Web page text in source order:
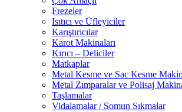
Frezeler
Isıtıcı ve Üfleyiciler
Karıştırıcılar
Karot Makinaları
Kırıcı – Deliciler
Matkaplar
Metal Kesme ve Sac Kesme
Metal Zımparalar ve Polisaj
Taşlamalar
Vidalamalar / Somun Sıkmalar